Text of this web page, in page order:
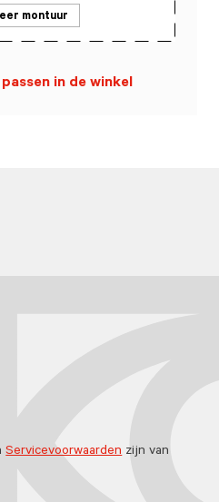
montuur
in de winkel
Servicevoorwaardenzijn van